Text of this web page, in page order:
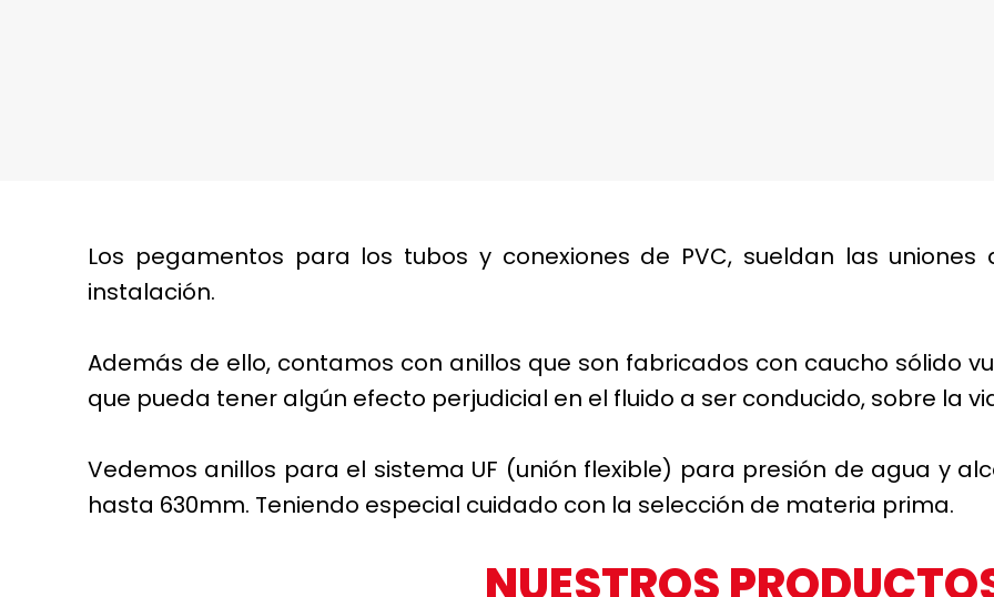
Los pegamentos para los tubos y conexiones de PVC, sueldan las
instalación.
Además de ello, contamos con anillos que son fabricados con caucho sólido
que pueda tener algún efecto perjudicial en el fluido a ser conducido, sobre la
Vedemos anillos para el sistema UF (unión flexible) para presión de agua y
hasta 630mm. Teniendo especial cuidado con la selección de materia prima.